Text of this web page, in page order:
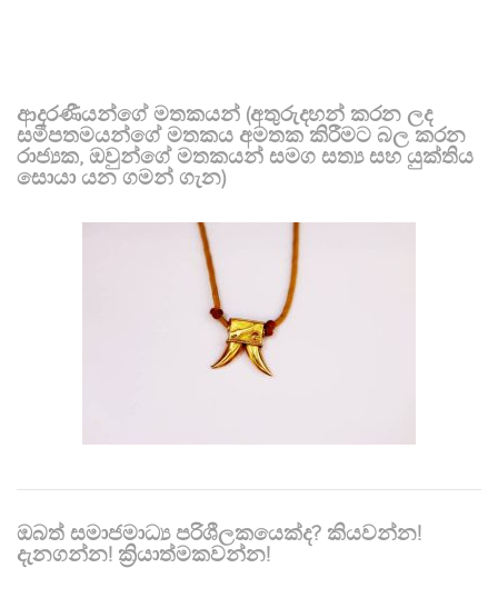
ආදරණීයන්ගේ මතකයන් (අතුරුදහන් කරන ලද
සමීපතමයන්ගේ මතකය අමතක කිරීමට බල කරන
රාජ්‍යක, ඔවුන්ගේ මතකයන් සමග සත්‍ය සහ යුක්තිය
සොයා යන ගමන් ගැන)
ඔබත් සමාජමාධ්‍ය පරිශීලකයෙක්ද? කියවන්න!
දැනගන්න! ක්‍රියාත්මකවන්න!